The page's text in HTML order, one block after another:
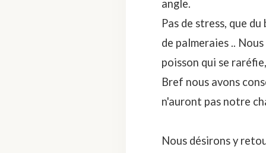
angle.
Pas de stress, que
de palmeraies ..
poisson qui se
Bref nous avons
n'auront pas notre
Nous désirons y